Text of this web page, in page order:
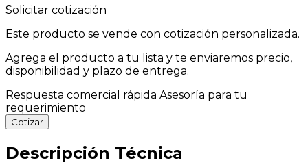
Solicitar cotización
Este producto se vende con cotización personalizada.
Agrega el producto a tu lista y te enviaremos precio,
disponibilidad y plazo de entrega.
Respuesta comercial rápida Asesoría para tu
requerimiento
Cotizar
Descripción Técnica